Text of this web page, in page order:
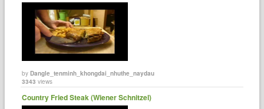
byDangle_tenminh_khongdai_nhuthe_naydau
3343 views
Country Fried Steak (Wiener Schnitzel)